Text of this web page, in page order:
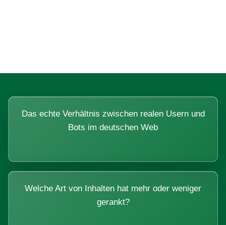
Das echte Verhältnis zwischen realen Usern und
Bots im deutschen Web
Welche Art von Inhalten hat mehr oder weniger
gerankt?